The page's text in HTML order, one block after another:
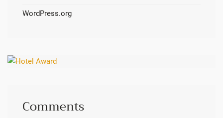
WordPress.org
Comments